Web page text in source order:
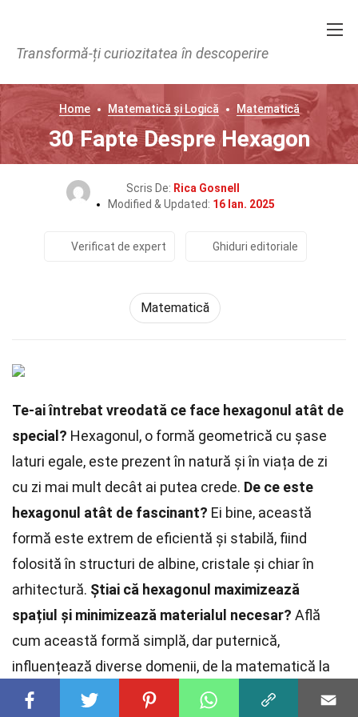
Transformă-ți curiozitatea în descoperire
Home Matematică și Logică Matematică
30 Fapte Despre Hexagon
Scris De: Rica Gosnell
Modified & Updated: 16 Ian. 2025
Verificat de expert Ghiduri editoriale
Matematică
Te-ai întrebat vreodată ce face hexagonul atât de
special? Hexagonul, o formă geometrică cu șase
laturi egale, este prezent în natură și în viața de zi
cu zi mai mult decât ai putea crede. De ce este
hexagonul atât de fascinant? Ei bine, această
formă este extrem de eficientă și stabilă, fiind
folosită în structuri de albine, cristale și chiar în
arhitectură. Știai că hexagonul maximizează
spațiul și minimizează materialul necesar? Află
cum această formă simplă, dar puternică,
influențează diverse domenii, de la matematică la
biologie și inginerie.
Descoperă 30 de fapte